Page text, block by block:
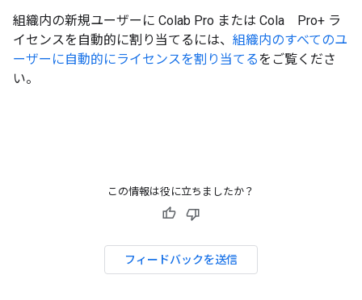
組織内の新規ユーザーに Colab Pro または Cola Pro+ ラ
イセンスを自動的に割り当てるには、 組織内のすべてのユ
ーザーに自動的にライセンスを割り当てるをご覧くださ
い。
この情報は役に立ちましたか？
フィードバックを送信